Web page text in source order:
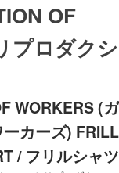
OF
プロダクシ
WORKERS (ガ
カーズ) FRILL
/ フリルシャツ